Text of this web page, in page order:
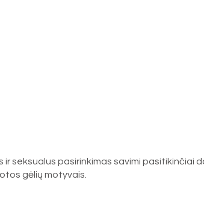
seksualus pasirinkimas savimi
gėlių motyvais.